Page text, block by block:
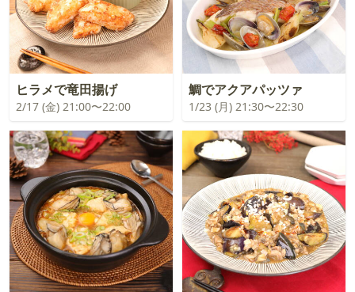
ヒラメで竜田揚げ
2/17 (金) 21:00〜22:00
鯛でアクアパッツァ
1/23 (月) 21:30〜22:30